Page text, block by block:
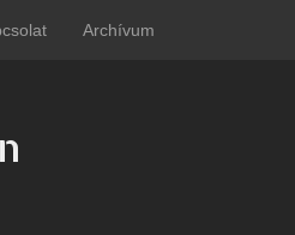
Archívum